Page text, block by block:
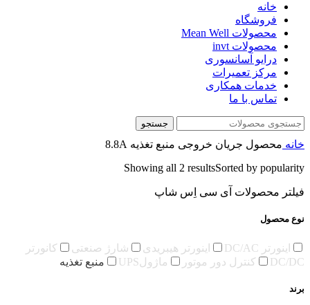
خانه
فروشگاه
محصولات Mean Well
محصولات invt
درایو آسانسوری
مرکز تعمیرات
خدمات همکاری
تماس با ما
جستجو
خانه محصول جریان خروجی منبع تغذیه 8.8A
Showing all 2 resultsSorted by popularity
فیلتر محصولات آی سی اِس شاپ
نوع محصول
اینورتر DC/AC اینورتر هیبریدی شارژ صنعتی
کانورتر
DC/DC
کنترل دور موتور ماژولUPS منبع تغذیه
برند